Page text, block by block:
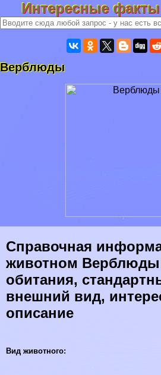
Интересные
Верблюды
Справочная
животном
обитания,
внешний вид,
описание
Вид животного: